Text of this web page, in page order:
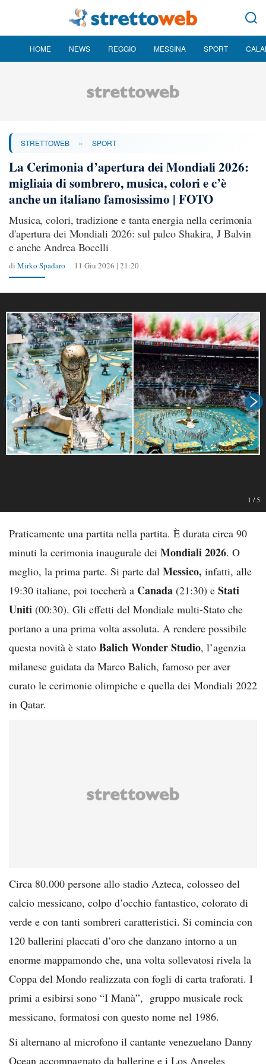
HOME NEWS REGGIO MESSINA SPORT
STRETTOWEB » SPORT
La Cerimonia d’apertura dei Mondiali 2026:
migliaia di sombrero, musica, colori e c’è
anche un italiano famosissimo | FOTO
Musica, colori, tradizione e tanta energia nella cerimonia
d'apertura dei Mondiali 2026: sul palco Shakira, J Balvin
e anche Andrea Bocelli
di Mirko Spadaro 11 Giu 2026 | 21:20
1 /5
Praticamente una partita nella partita. È durata circa 90
minuti la cerimonia inaugurale dei Mondiali 2026. O
meglio, la prima parte. Si parte dal Messico, infatti, alle
19:30 italiane, poi toccherà a Canada (21:30) e Stati
Uniti (00:30). Gli effetti del Mondiale multi-Stato che
portano a una prima volta assoluta. A rendere possibile
questa novità è stato Balich Wonder Studio, l’agenzia
milanese guidata da Marco Balich, famoso per aver
curato le cerimonie olimpiche e quella dei Mondiali 2022
in Qatar.
Circa 80.000 persone allo stadio Azteca, colosseo del
calcio messicano, colpo d’occhio fantastico, colorato di
verde e con tanti sombreri caratteristici. Si comincia con
120 ballerini placcati d’oro che danzano intorno a un
enorme mappamondo che, una volta sollevatosi rivela la
Coppa del Mondo realizzata con fogli di carta traforati. I
primi a esibirsi sono “I Manà”, gruppo musicale rock
messicano, formatosi con questo nome nel 1986.
Si alternano al microfono il cantante venezuelano Danny
Ocean accompagnato da ballerine e i Los Angeles